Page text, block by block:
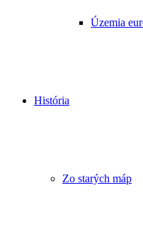
Územia
História
Zo starých máp